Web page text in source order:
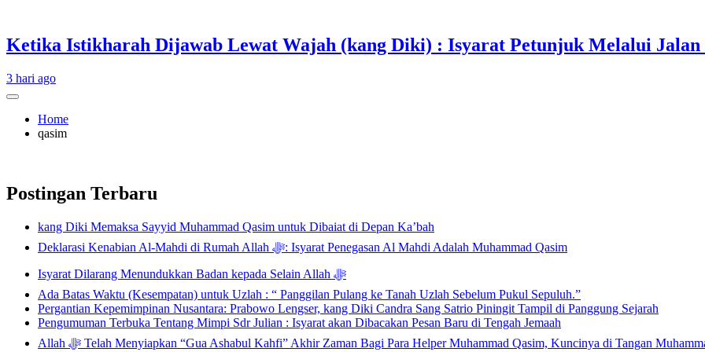
Ketika Istikharah Dijawab Lewat Wajah (kang Diki) : Isyarat Petunjuk Melalui
3 hari ago
Home
qasim
Postingan Terbaru
kang Diki Memaksa Sayyid Muhammad Qasim untuk Dibaiat di Depan Ka’bah
Deklarasi Kenabian Al-Mahdi di Rumah Allah ﷻ: Isyarat Penegasan Al Mahdi Adalah Muhammad Qasim
Isyarat Dilarang Menundukkan Badan kepada Selain Allah ﷻ
Ada Batas Waktu (Kesempatan) untuk Uzlah : “ Panggilan Pulang ke Tanah Uzlah Sebelum Pukul Sepuluh.”
Pergantian Kepemimpinan Nusantara: Prabowo Lengser, kang Diki Candra Sang Satrio Piningit Tampil di Panggung Sejarah
Pengumuman Terbuka Tentang Mimpi Sdr Julian : Isyarat akan Dibacakan Pesan Baru di Tengah Jemaah
Allah ﷻ Telah Menyiapkan “Gua Ashabul Kahfi” Akhir Zaman Bagi Para Helper Muhammad Qasim, Kuncinya di Tangan Muhammad Qasim, Dengan 7 Tokoh Inti Sebagai Porosnya dan Hanya Jiwa-